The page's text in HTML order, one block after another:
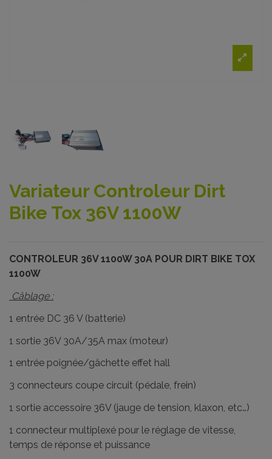
Variateur Controleur Dirt
Bike Tox 36V 1100W
CONTROLEUR 36V 1100W 30A POUR DIRT BIKE TOX
1100W
Câblage :
1 entrée DC 36 V (batterie)
1 sortie 36V 30A/35A max (moteur)
1 entrée poignée/gâchette effet hall
3 connecteurs coupe circuit (pédale, frein)
1 sortie accessoire 36V (jauge de tension, klaxon, etc…)
1 connecteur multiplexé pour le réglage de vitesse,
temps de réponse et puissance